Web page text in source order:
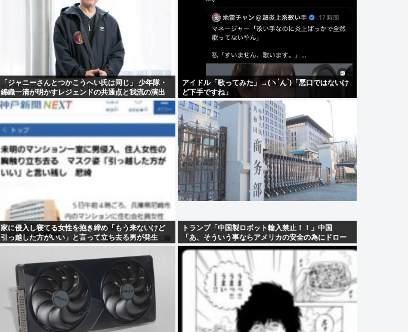
「ジャニーさんとつかこうへい氏は同じ」 少年隊・
錦織一清が明かすレジェンドの共通点と我流の演出
論
アイドル「歌ってみた」→(ヽ´ん`)「悪口ではないけ
ど下手ですね」
家に侵入し寝てる女性を抱き締め「もう来ないけど
引っ越した方がいい」と言って立ち去る男が発生
トランプ「中国製ロボット輸入禁止！！」中国
「あ、そういう事ならアメリカの安全の為にドロー
ンの輸出も止めるね？」